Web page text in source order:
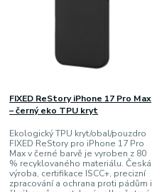
FIXED ReStory iPhone 17 Pro Max
– černý eko TPU kryt
Ekologický TPU kryt/obal/pouzdro
FIXED ReStory pro iPhone 17 Pro
Max v černé barvě je vyroben z 80
% recyklovaného materiálu. Česká
výroba, certifikace ISCC+, precizní
zpracování a ochrana proti pádům i